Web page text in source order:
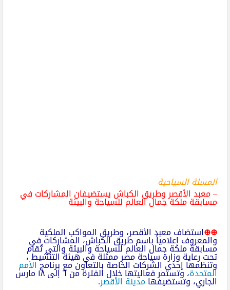
المسلة السياحية
– معبد الأقصر وطريق الكباش يستضيفان المشاركات في
مسابقة ملكة جمال العالم للسياحة والبيئة
⊕⊕استضاف معبد الأقصر، وطريق المواكب الملكية
والمعروف إعلامياً باسم طريق الكباش، المشاركات في
مسابقة ملكة جمال العالم للسياحة والبيئة والتي تُقام
تحت رعاية وزارة سياحة مصر ممثلة في هيئة التنشيط ،
وتنظمها إحدى الشركات الخاصة بالتعاون مع برنامجالأمم
المتحدة ، وتستمر فعاليتها خلال الفترة من ٦ إلى ١٨ مارس
الجاري، وتستضيفهامدينة الأقصر.